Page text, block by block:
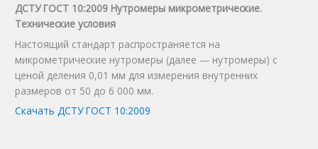
ДСТУ ГОСТ 10:2009 Нутромеры микрометрические.
Технические условия
Настоящий стандарт распространяется на
микрометрические нутромеры (далее — нутромеры) с
ценой деления 0,01 мм для измерения внутренних
размеров от 50 до 6 000 мм.
Скачать ДСТУ ГОСТ 10:2009